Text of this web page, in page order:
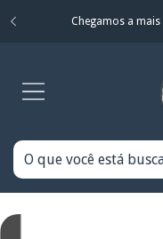
Chegamos a mais